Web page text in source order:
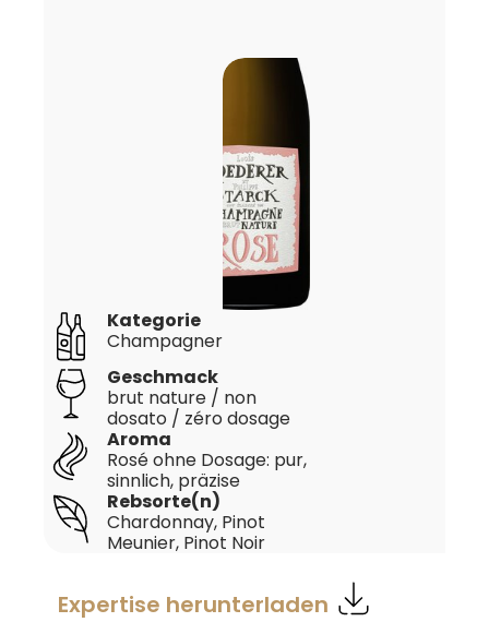
Kategorie
Champagner
Aroma
Rosé ohne Dosage: pur,
sinnlich, präzise
Geschmack
brut nature / non
dosato / zéro dosage
Rebsorte(n)
Chardonnay, Pinot
Meunier, Pinot Noir
Expertise herunterladen